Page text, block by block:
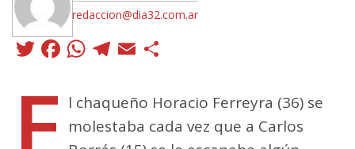
redaccion@dia32.com.ar
Twitter
Facebook
WhatsApp
Telegram
Email
l chaqueño Horacio Ferreyra (36) se
molestaba cada vez que a Carlos